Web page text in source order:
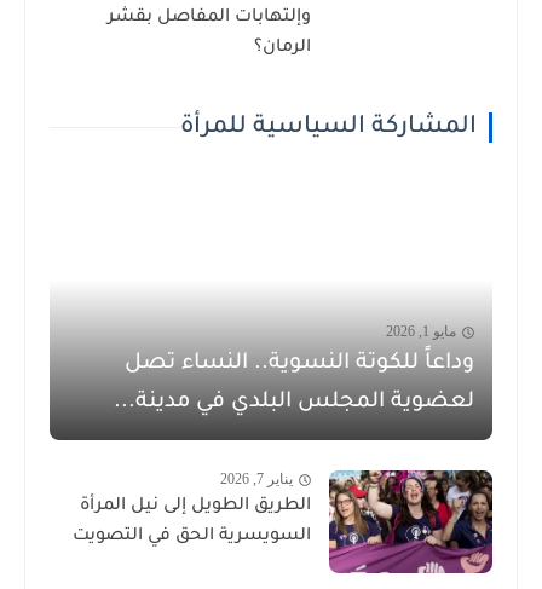
وإلتهابات المفاصل بقشر
الرمان؟
المشاركة السياسية للمرأة
مايو 1, 2026
وداعاً للكوتة النسوية.. النساء تصل
لعضوية المجلس البلدي في مدينة...
يناير 7, 2026
الطريق الطويل إلى نيل المرأة
السويسرية الحق في التصويت